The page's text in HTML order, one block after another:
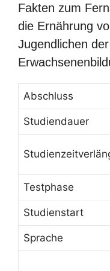
Fakten zum
die Ernährung
Jugendlichen
Abschluss
Studiendauer
Testphase
Studienstart
Sprache